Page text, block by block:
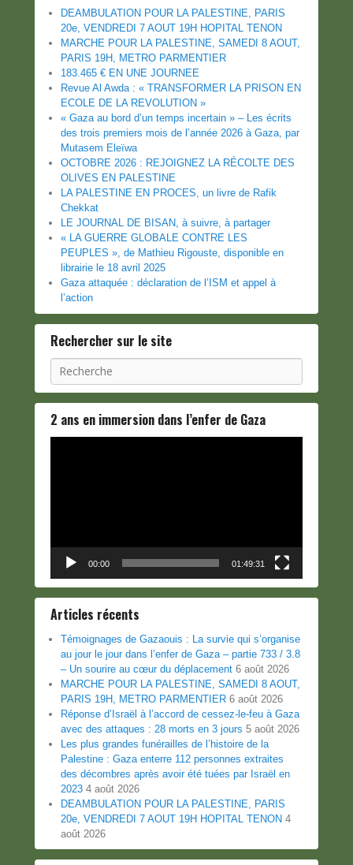
DEAMBULATION POUR LA PALESTINE, PARIS
20e, VENDREDI 7 AOUT 19H HOPITAL TENON
MARCHE POUR LA PALESTINE, SAMEDI 8 AOUT,
PARIS 19H, METRO PARMENTIER
183.465 € EN UNE JOURNEE
Revue Al Awda : « TRANSFORMER LA PRISON EN
ECOLE DE LA REVOLUTION »
« Gaza au bord d’un temps incertain » – Les écrits
des trois premiers mois de l’année 2026 à Gaza, par
Mutasem Eleïwa
OCTOBRE 2026 : REJOIGNEZ LA RÉCOLTE DES
OLIVES EN PALESTINE
LA PALESTINE EN PROCES, un livre de Rafik
Chekkat
LE JOURNAL DE BISAN, à suivre, à partager
« LA GUERRE GLOBALE CONTRE LES
PEUPLES », de Mathieu Rigouste, disponible en
librairie le 18 avril 2025
Gaza attaquée : déclaration de l’ISM et appel à
l’action
Rechercher sur le site
Recherche
2 ans en immersion dans l’enfer de Gaza
00:00 01:49:31
Articles récents
Témoignages de Gazaouis : La survie qui s’organise
au jour le jour dans l’enfer de Gaza – partie 733 / 3.8
– Un sourire au cœur du déplacement 6 août 2026
MARCHE POUR LA PALESTINE, SAMEDI 8 AOUT,
PARIS 19H, METRO PARMENTIER 6 août 2026
Réponse d’Israël à l’accord de cessez-le-feu à Gaza
avec des attaques : 28 morts en 3 jours 5 août 2026
Les plus grandes funérailles de l’histoire de la
Palestine : Gaza enterre 112 personnes extraites
des décombres après avoir été tuées par Israël en
2023 4 août 2026
DEAMBULATION POUR LA PALESTINE, PARIS
20e, VENDREDI 7 AOUT 19H HOPITAL TENON 4
août 2026